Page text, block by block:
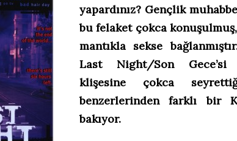
yapardınız? Gençlik
bu felaket çokca
mantıkla sekse
Last Night/Son Gece’si
klişesine çokca
benzerlerinden farklı bir
bakıyor.